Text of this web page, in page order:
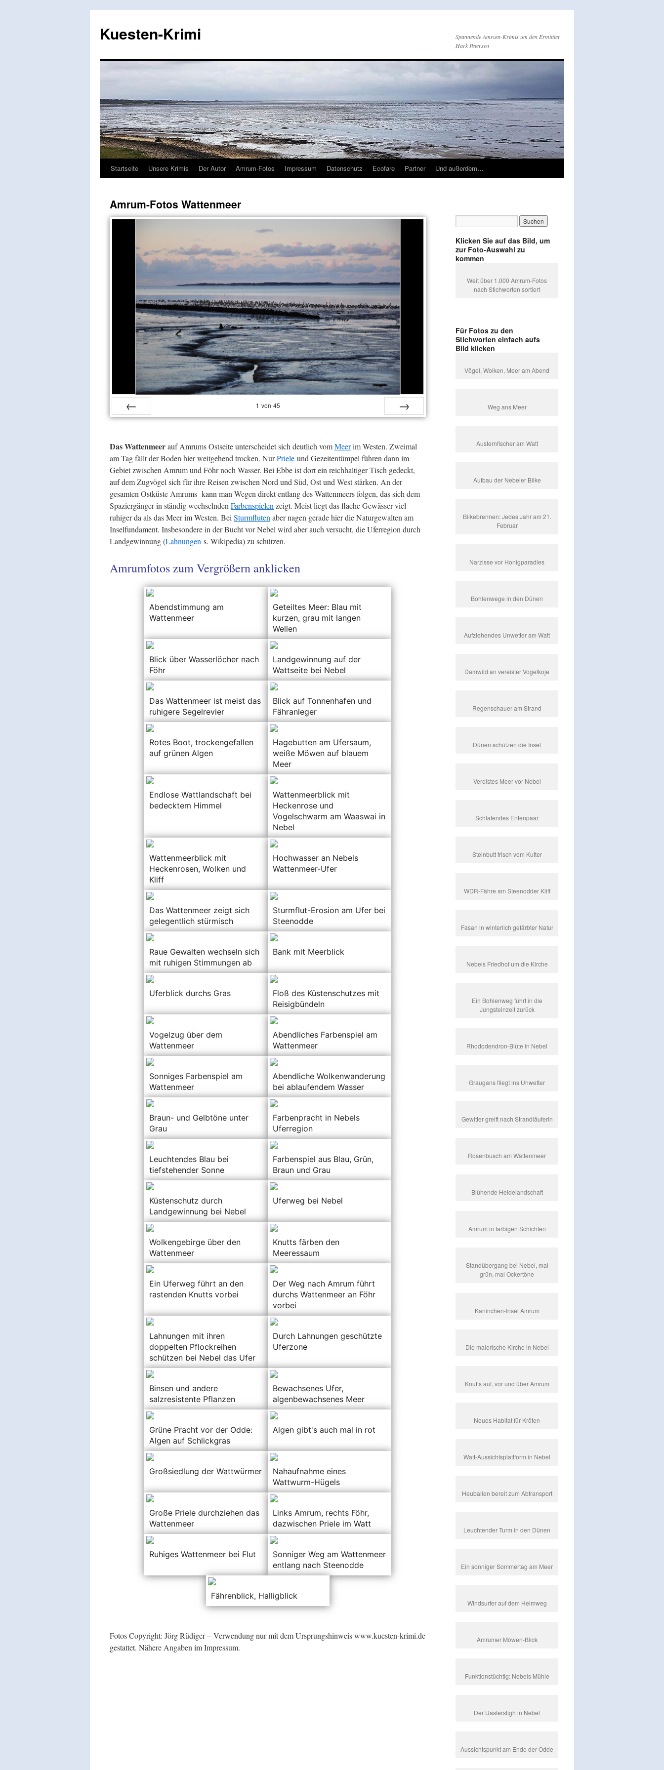
springen
Kuesten-Krimi
Spannende Amrum-Krimis um den Ermittler
Hark Petersen
Startseite Unsere Krimis Der Autor Amrum-Fotos Impressum Datenschutz Ecofare Partner Und außerdem…
Amrum-Fotos Wattenmeer
Zurück
1 von 45
Vor
Das Wattenmeerauf Amrums Ostseite unterscheidet sich deutlich vomMeerim Westen. Zweimal
am Tag fällt der Boden hier weitgehend trocken. NurPriele und Gezeitentümpel führen dann im
Gebiet zwischen Amrum und Föhr noch Wasser. Bei Ebbe ist dort ein reichhaltiger Tisch gedeckt,
auf dem Zugvögel sich für ihre Reisen zwischen Nord und Süd, Ost und West stärken. An der
gesamten Ostküste Amrums kann man Wegen direkt entlang des Wattenmeers folgen, das sich dem
Spaziergänger in ständig wechselnden Farbenspielen zeigt. Meist liegt das flache Gewässer viel
ruhiger da als das Meer im Westen. Bei Sturmfluten aber nagen gerade hier die Naturgewalten am
Inselfundament. Insbesondere in der Bucht vor Nebel wird aber auch versucht, die Uferregion durch
Landgewinnung (Lahnungen s. Wikipedia) zu schützen.
Amrumfotos zum Vergrößern anklicken
Abendstimmung am
Wattenmeer
Geteiltes Meer: Blau mit
kurzen, grau mit langen
Wellen
Blick über Wasserlöcher nach
Föhr
Landgewinnung auf der
Wattseite bei Nebel
Das Wattenmeer ist meist das
ruhigere Segelrevier
Blick auf Tonnenhafen und
Fähranleger
Rotes Boot, trockengefallen
auf grünen Algen
Hagebutten am Ufersaum,
weiße Möwen auf blauem
Meer
Endlose Wattlandschaft bei
bedecktem Himmel
Wattenmeerblick mit
Heckenrose und
Vogelschwarm am Waaswai in
Nebel
Wattenmeerblick mit
Heckenrosen, Wolken und
Kliff
Hochwasser an Nebels
Wattenmeer-Ufer
Das Wattenmeer zeigt sich
gelegentlich stürmisch
Sturmflut-Erosion am Ufer bei
Steenodde
Raue Gewalten wechseln sich
mit ruhigen Stimmungen ab
Bank mit Meerblick
Uferblick durchs Gras
Floß des Küstenschutzes mit
Reisigbündeln
Vogelzug über dem
Wattenmeer
Abendliches Farbenspiel am
Wattenmeer
Sonniges Farbenspiel am
Wattenmeer
Abendliche Wolkenwanderung
bei ablaufendem Wasser
Braun- und Gelbtöne unter
Grau
Farbenpracht in Nebels
Uferregion
Leuchtendes Blau bei
tiefstehender Sonne
Farbenspiel aus Blau, Grün,
Braun und Grau
Küstenschutz durch
Landgewinnung bei Nebel
Uferweg bei Nebel
Wolkengebirge über den
Wattenmeer
Knutts färben den
Meeressaum
Ein Uferweg führt an den
rastenden Knutts vorbei
Der Weg nach Amrum führt
durchs Wattenmeer an Föhr
vorbei
Lahnungen mit ihren
doppelten Pflockreihen
schützen bei Nebel das Ufer
Durch Lahnungen geschützte
Uferzone
Binsen und andere
salzresistente Pflanzen
Bewachsenes Ufer,
algenbewachsenes Meer
Grüne Pracht vor der Odde:
Algen auf Schlickgras
Algen gibt's auch mal in rot
Großsiedlung der Wattwürmer
Nahaufnahme eines
Wattwurm-Hügels
Große Priele durchziehen das
Wattenmeer
Links Amrum, rechts Föhr,
dazwischen Priele im Watt
Ruhiges Wattenmeer bei Flut
Sonniger Weg am Wattenmeer
entlang nach Steenodde
Fährenblick, Halligblick
Fotos Copyright: Jörg Rüdiger – Verwendung nur mit dem Ursprungshinweis www.kuesten-krimi.de
gestattet. Nähere Angaben im Impressum.
Klicken Sie auf das Bild, um
zur Foto-Auswahl zu
kommen
Weit über 1.000 Amrum-Fotos
nach Stichworten sortiert
Für Fotos zu den
Stichworten einfach aufs
Bild klicken
Vögel, Wolken, Meer am Abend
Weg ans Meer
Austernfischer am Watt
Aufbau der Nebeler Biike
Biikebrennen: Jedes Jahr am 21.
Februar
Narzisse vor Honigparadies
Bohlenwege in den Dünen
Aufziehendes Unwetter am Watt
Damwild an vereister Vogelkoje
Regenschauer am Strand
Dünen schützen die Insel
Vereistes Meer vor Nebel
Schlafendes Entenpaar
Steinbutt frisch vom Kutter
WDR-Fähre am Steenodder Kliff
Fasan in winterlich gefärbter Natur
Nebels Friedhof um die Kirche
Ein Bohlenweg führt in die
Jungsteinzeit zurück
Rhododendron-Blüte in Nebel
Graugans fliegt ins Unwetter
Gewitter greift nach Strandläuferin
Rosenbusch am Wattenmeer
Blühende Heidelandschaft
Amrum in farbigen Schichten
Standübergang bei Nebel, mal
grün, mal Ockertöne
Kaninchen-Insel Amrum
Die malerische Kirche in Nebel
Knutts auf, vor und über Amrum
Neues Habitat für Kröten
Watt-Aussichtsplattform in Nebel
Heuballen bereit zum Abtransport
Leuchtender Turm in den Dünen
Ein sonniger Sommertag am Meer
Windsurfer auf dem Heimweg
Amrumer Möwen-Blick
Funktionstüchtig: Nebels Mühle
Der Uasterstigh in Nebel
Aussichtspunkt am Ende der Odde